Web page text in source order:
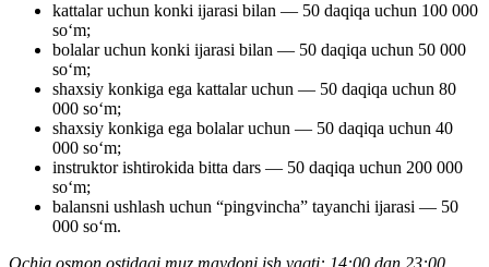
kattalar uchun konki ijarasi bilan — 50 daqiqa uchun 100 000
so‘m;
bolalar uchun konki ijarasi bilan — 50 daqiqa uchun 50 000
soʻm;
shaxsiy konkiga ega kattalar uchun — 50 daqiqa uchun 80
000 so‘m;
shaxsiy konkiga ega bolalar uchun — 50 daqiqa uchun 40
000 soʻm;
instruktor ishtirokida bitta dars — 50 daqiqa uchun 200 000
so‘m;
balansni ushlash uchun “pingvincha” tayanchi ijarasi — 50
000 soʻm.